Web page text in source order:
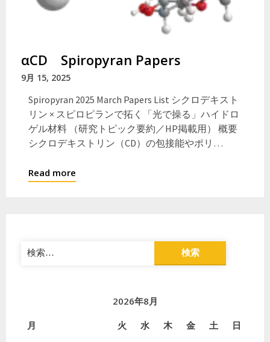
αCD Spiropyran Papers
9月 15, 2025
Spiropyran 2025 March Papers List シクロデキスト
リン × スピロピランで拓く「光で操る」ハイドロ
ゲル材料 （研究トピック要約／HP掲載用） 概要
シクロデキストリン（CD）の包接能やポリ…
Read more
検
索:
2026年8月
月
火 水 木 金 土
日